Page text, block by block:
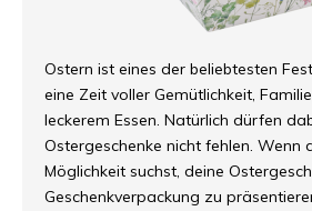
Ostern ist eines der beliebtesten
eine Zeit voller Gemütlichkeit,
leckerem Essen. Natürlich dürfen
Ostergeschenke nicht fehlen. Wenn
Möglichkeit suchst, deine
Geschenkverpackung zu